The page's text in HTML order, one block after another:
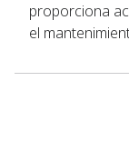
proporciona
el